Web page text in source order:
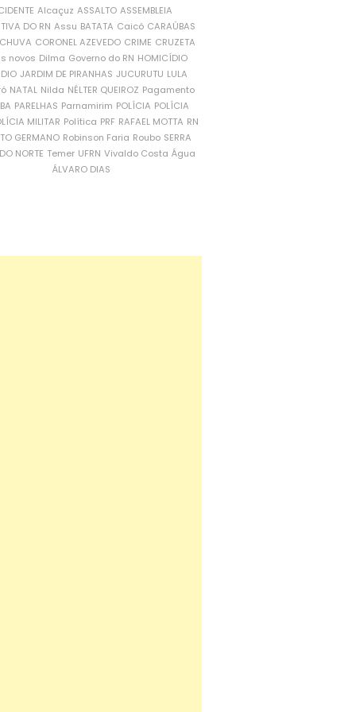
Alcaçuz ASSALTO ASSEMBLEIA
DO RN Assu BATATA Caicó CARAÚBAS
CORONEL AZEVEDO CRIME CRUZETA
novos Dilma Governo do RN HOMICÍDIO
JARDIM DE PIRANHAS JUCURUTU LULA
NATAL Nilda NÉLTER QUEIROZ Pagamento
PARELHAS Parnamirim POLÍCIA POLÍCIA
MILITAR Política PRF RAFAEL MOTTA RN
GERMANO Robinson Faria Roubo SERRA
NORTE Temer UFRN Vivaldo Costa Água
ÁLVARO DIAS